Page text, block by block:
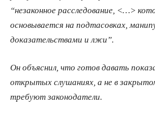
“незаконное расследование, <…>
основывается на подтасовках,
доказательствами и лжи”.
Он объяснил, что готов давать
открытых слушаниях, а не в
требуют законодатели.